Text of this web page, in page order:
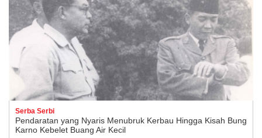
Serba Serbi
Pendaratan yang Nyaris Menubruk Kerbau Hingga Kisah Bung
Karno Kebelet Buang Air Kecil